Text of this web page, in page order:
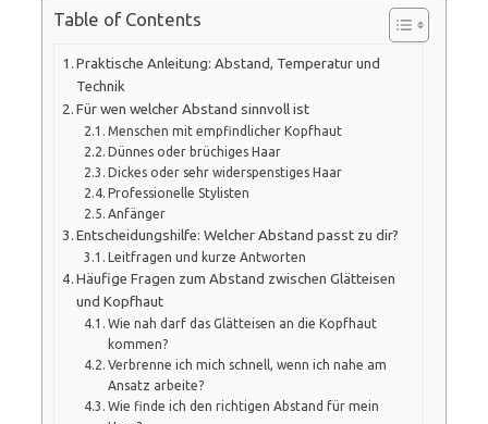
Table of Contents
Praktische Anleitung: Abstand, Temperatur und
Technik
Für wen welcher Abstand sinnvoll ist
Menschen mit empfindlicher Kopfhaut
Dünnes oder brüchiges Haar
Dickes oder sehr widerspenstiges Haar
Professionelle Stylisten
Anfänger
Entscheidungshilfe: Welcher Abstand passt zu dir?
Leitfragen und kurze Antworten
Häufige Fragen zum Abstand zwischen Glätteisen
und Kopfhaut
Wie nah darf das Glätteisen an die Kopfhaut
kommen?
Verbrenne ich mich schnell, wenn ich nahe am
Ansatz arbeite?
Wie finde ich den richtigen Abstand für mein